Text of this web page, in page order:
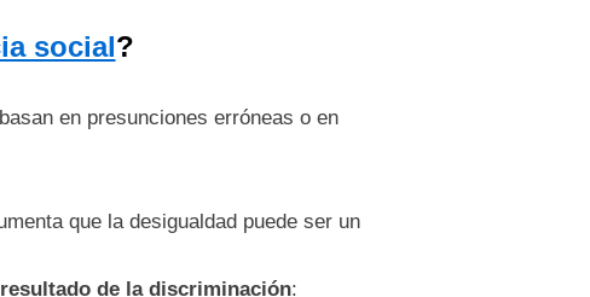
social?
en presunciones erróneas o en
que la desigualdad puede ser un
de la discriminación: